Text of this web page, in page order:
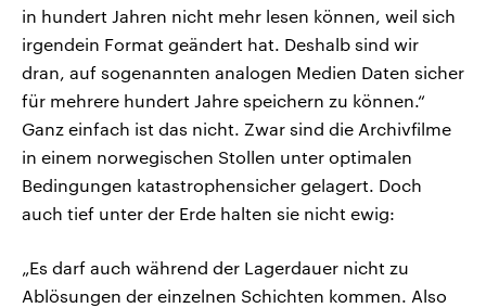
in hundert Jahren nicht mehr lesen können, weil sich
irgendein Format geändert hat. Deshalb sind wir
dran, auf sogenannten analogen Medien Daten sicher
für mehrere hundert Jahre speichern zu können.“
Ganz einfach ist das nicht. Zwar sind die Archivfilme
in einem norwegischen Stollen unter optimalen
Bedingungen katastrophensicher gelagert. Doch
auch tief unter der Erde halten sie nicht ewig:
„Es darf auch während der Lagerdauer nicht zu
Ablösungen der einzelnen Schichten kommen. Also